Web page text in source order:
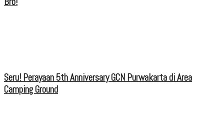
Seru! Perayaan 5th Anniversary GCN Purwakarta di Area
Camping Ground